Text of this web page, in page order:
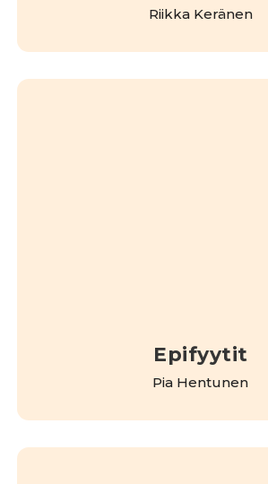
Riikka Keränen
Epifyytit
Pia Hentunen